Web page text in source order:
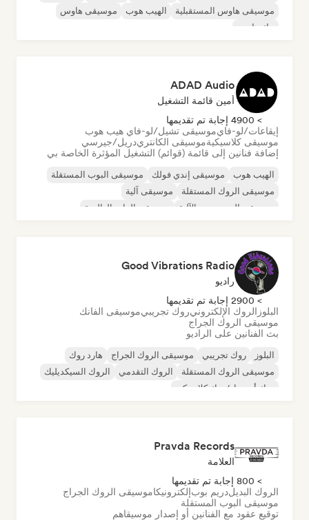
موسيقى هاوس المستقبلية
الهيب هوب
موسيقى هاوس
تيك هاوس
ADAD Audio
أمين قائمة التشغيل
> 4900 إجابة تم تقديمها
إيقاعات/لو-فايموسيقى تشيل/لو-فاي هيب هوب
موسيقى كلاسيكيةموسيقى الكانتريدريل/جيرسي
إضافة فنانين إلى قائمة (قوائم) التشغيل المؤثرة الخاصة بي
الهيب هوب موسيقى إندي فولك
موسيقى البوب المستقلة
موسيقى الروك المستقلة
موسيقى آلية
موسيقى الهيب هوب الآلية
موسيقى الراب العالمية
Good Vibrations Radio
راديو
> 2900 إجابة تم تقديمها
البلوز الروك الإلكترونيروك تجريبيموسيقى الفانك
موسيقى الروك الجراج
بث الفنانين على الراديو
البلوز روك تجريبي موسيقى الروك الجراج
هارد روك
موسيقى الروك المستقلة
الروك التقدمي
الروك السيكديليك
روك أند رول/روك كلاسيكي
Pravda Records
العلامة
> 800 إجابة تم تقديمها
الروك البديلدريم بوبإلكترونيكاموسيقى الروك الجراج
موسيقى البوب المستقلة
توقيع عقود مع الفنانين أو إصدار موسيقاهم